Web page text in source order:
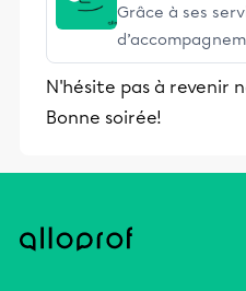
Grâce à ses
stimulants,
et leurs parents
éducative.
N'hésite pas à revenir
Bonne soirée!